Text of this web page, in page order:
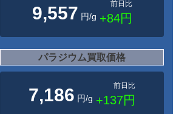
9,557 円/g
前日比
+84円
パラジウム買取価格
7,186 円/g
前日比
+137円